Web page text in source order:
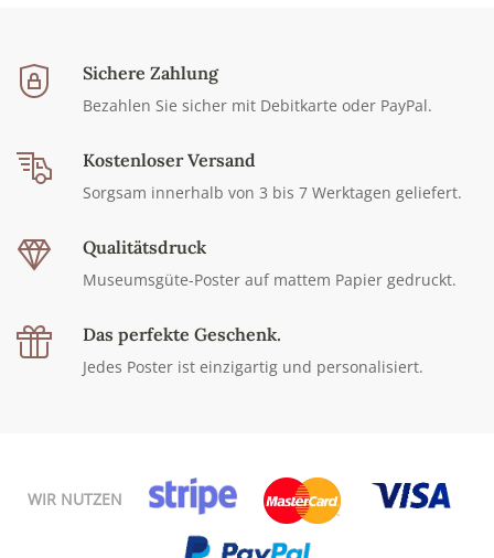
Sichere Zahlung
Bezahlen Sie sicher mit Debitkarte oder PayPal.
Kostenloser Versand
Sorgsam innerhalb von 3 bis 7 Werktagen geliefert.
Qualitätsdruck
Museumsgüte-Poster auf mattem Papier gedruckt.
Das perfekte Geschenk.
Jedes Poster ist einzigartig und personalisiert.
WIR NUTZEN